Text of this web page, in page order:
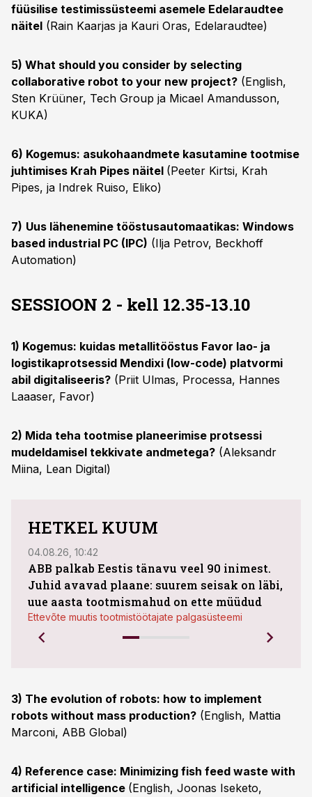
füüsilise testimissüsteemi asemele Edelaraudtee
näitel (Rain Kaarjas ja Kauri Oras, Edelaraudtee)
5) What should you consider by selecting
collaborative robot to your new project? (English,
Sten Krüüner, Tech Group ja Micael Amandusson,
KUKA)
6) Kogemus: asukohaandmete kasutamine tootmise
juhtimises Krah Pipes näitel (Peeter Kirtsi, Krah
Pipes, ja Indrek Ruiso, Eliko)
7) Uus lähenemine tööstusautomaatikas: Windows
based industrial PC (IPC) (Ilja Petrov, Beckhoff
Automation)
SESSIOON 2 - kell 12.35-13.10
1) Kogemus: kuidas metallitööstus Favor lao- ja
logistikaprotsessid Mendixi (low-code) platvormi
abil digitaliseeris? (Priit Ulmas, Processa, Hannes
Laaaser, Favor)
2) Mida teha tootmise planeerimise protsessi
mudeldamisel tekkivate andmetega? (Aleksandr
Miina, Lean Digital)
HETKEL KUUM
04.08.26, 10:42
ABB palkab Eestis tänavu veel 90 inimest.
Juhid avavad plaane: suurem seisak on läbi,
uue aasta tootmismahud on ette müüdud
Ettevõte muutis tootmistöötajate palgasüsteemi
3) The evolution of robots: how to implement
robots without mass production? (English, Mattia
Marconi, ABB Global)
4) Reference case: Minimizing fish feed waste with
artificial intelligence (English, Joonas Iseketo,